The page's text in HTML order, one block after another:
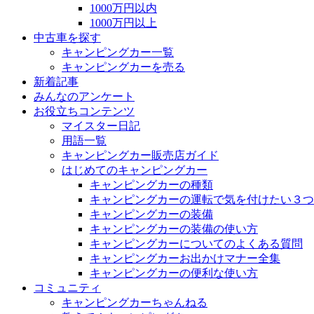
1000万円以内
1000万円以上
中古車を探す
キャンピングカー一覧
キャンピングカーを売る
新着記事
みんなのアンケート
お役立ちコンテンツ
マイスター日記
用語一覧
キャンピングカー販売店ガイド
はじめてのキャンピングカー
キャンピングカーの種類
キャンピングカーの運転で気を付けたい３
キャンピングカーの装備
キャンピングカーの装備の使い方
キャンピングカーについてのよくある質問
キャンピングカーお出かけマナー全集
キャンピングカーの便利な使い方
コミュニティ
キャンピングカーちゃんねる